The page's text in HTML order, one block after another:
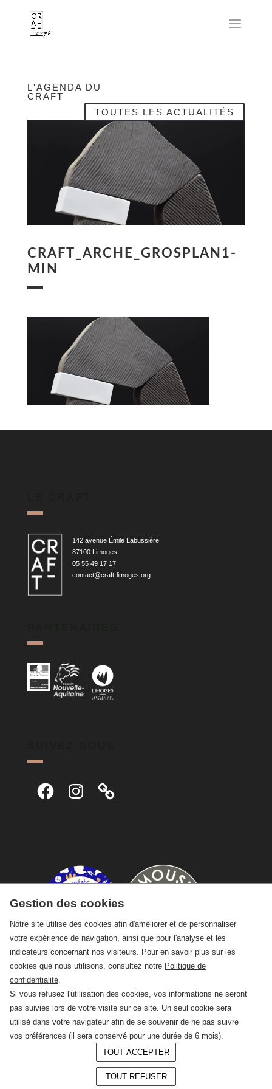
L'AGENDA DU
CRAFT
TOUTES LES ACTUALITÉS
CRAFT_ARCHE_GROSPLAN1-
MIN
142 avenue Émile Labussière
87100 Limoges
05 55 49 17 17
contact@craft-limoges.org
FacebookInstagram
© 2026 —CRAFT Limoges
Gestion des cookies
Notre site utilise des cookies afin d'améliorer et de personnaliser
votre expérience de navigation, ainsi que pour l'analyse et les
indicateurs concernant nos visiteurs. Pour en savoir plus sur les
cookies que nous utilisons, consultez notre Politique de
confidentialité
Si vous refusez l'utilisation des cookies, vos informations ne seront
pas suivies lors de votre visite sur ce site. Un seul cookie sera
utilisé dans votre navigateur afin de se souvenir de ne pas suivre
vos préférences (il sera conservé pour une durée de 6 mois).
TOUT ACCEPTER
TOUT REFUSER